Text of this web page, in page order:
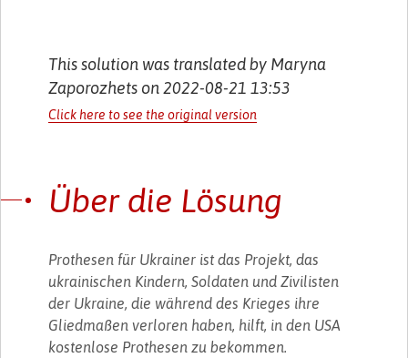
This solution was translated by Maryna
Zaporozhets on 2022-08-21 13:53
Click here to see the original version
Über die Lösung
Prothesen für Ukrainer ist das Projekt, das
ukrainischen Kindern, Soldaten und Zivilisten
der Ukraine, die während des Krieges ihre
Gliedmaßen verloren haben, hilft, in den USA
kostenlose Prothesen zu bekommen.